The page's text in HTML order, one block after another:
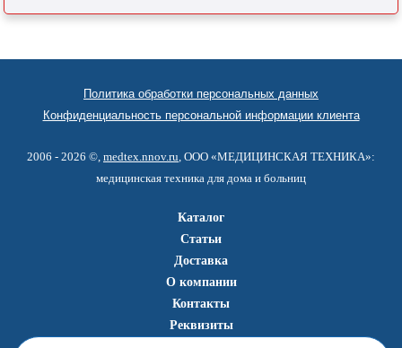
Политика обработки персональных данных
Конфиденциальность персональной информации клиента
2006 - 2026 ©, medtex.nnov.ru , ООО «МЕДИЦИНСКАЯ ТЕХНИКА»:
медицинская техника для дома и больниц
Каталог
Статьи
Доставка
О компании
Контакты
Реквизиты